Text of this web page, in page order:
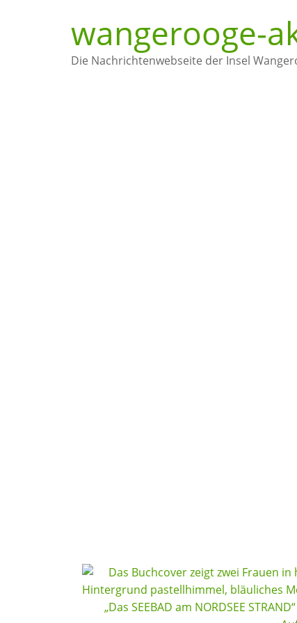
wangerooge-
Die Nachrichtenwebseite der Insel